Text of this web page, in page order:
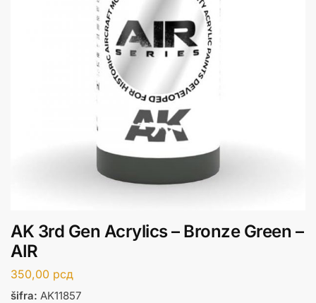
AK 3rd Gen Acrylics – Bronze Green –
AIR
350,00 рсд
šifra: AK11857